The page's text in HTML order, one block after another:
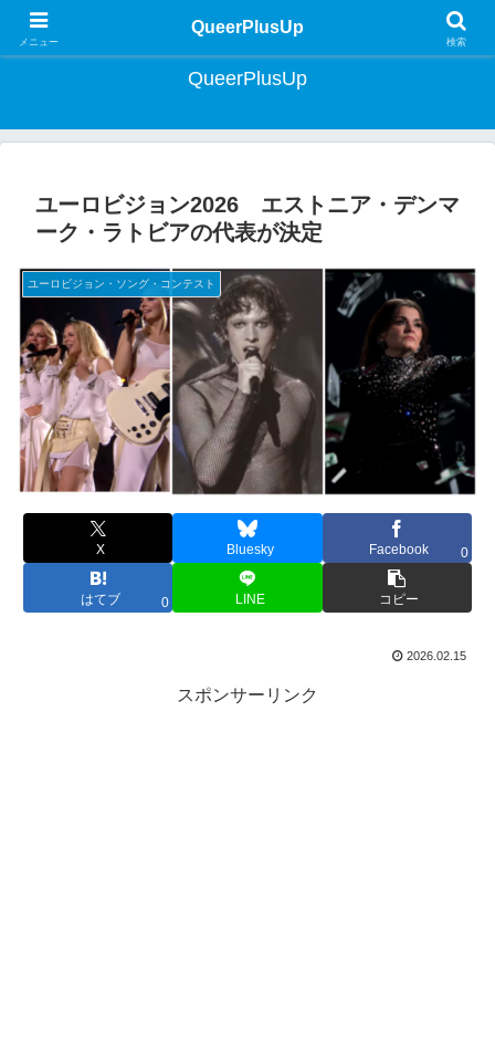
クィア・ライフスタイルマガジン | Lifestyle Magazine for Queer Japan
QueerPlusUp
ユーロビジョン2026 エストニア・デンマ
ーク・ラトビアの代表が決定
ユーロビジョン・ソング・コンテスト
X Bluesky Facebook 0
はてブ 0 LINE コピー
2026.02.15
スポンサーリンク
メニュー
QueerPlusUp
検索